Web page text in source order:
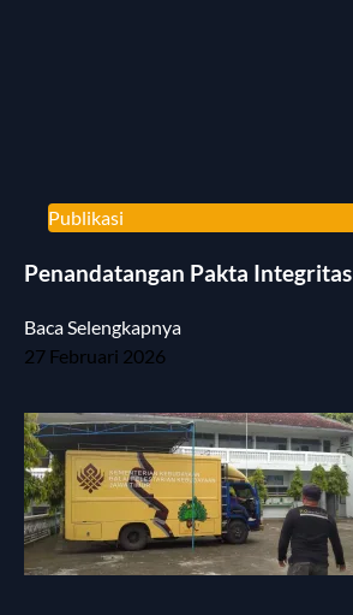
Publikasi
Penandatangan Pakta Integritas
Baca Selengkapnya
27 Februari 2026